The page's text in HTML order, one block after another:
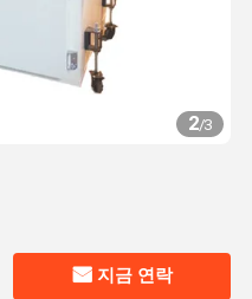
2/3
지금 연락